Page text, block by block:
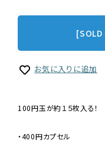
[SOLD
お気に入りに追加
100円玉が約１５枚入る！
・400円カプセル